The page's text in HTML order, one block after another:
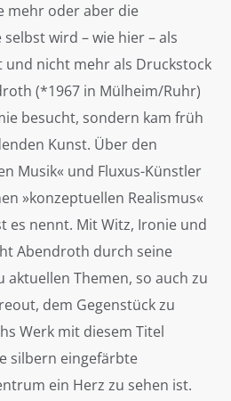
mehr oder aber die
wird – wie hier – als
und nicht mehr als Druckstock
(*1967 in Mülheim/Ruhr)
besucht, sondern kam früh
Kunst. Über den
Musik« und Fluxus-Künstler
»konzeptuellen Realismus«
es nennt. Mit Witz, Ironie und
Abendroth durch seine
aktuellen Themen, so auch zu
dem Gegenstück zu
Werk mit diesem Titel
silbern eingefärbte
ein Herz zu sehen ist.